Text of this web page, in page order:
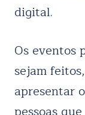
digital.
Os eventos
sejam
apresentar